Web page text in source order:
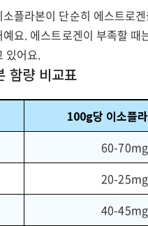
플라본이 단순히 에스트로
요. 에스트로겐이 부족할
있어요.
함량 비교표
100g당 이소플
60-70mg
20-25mg
40-45mg